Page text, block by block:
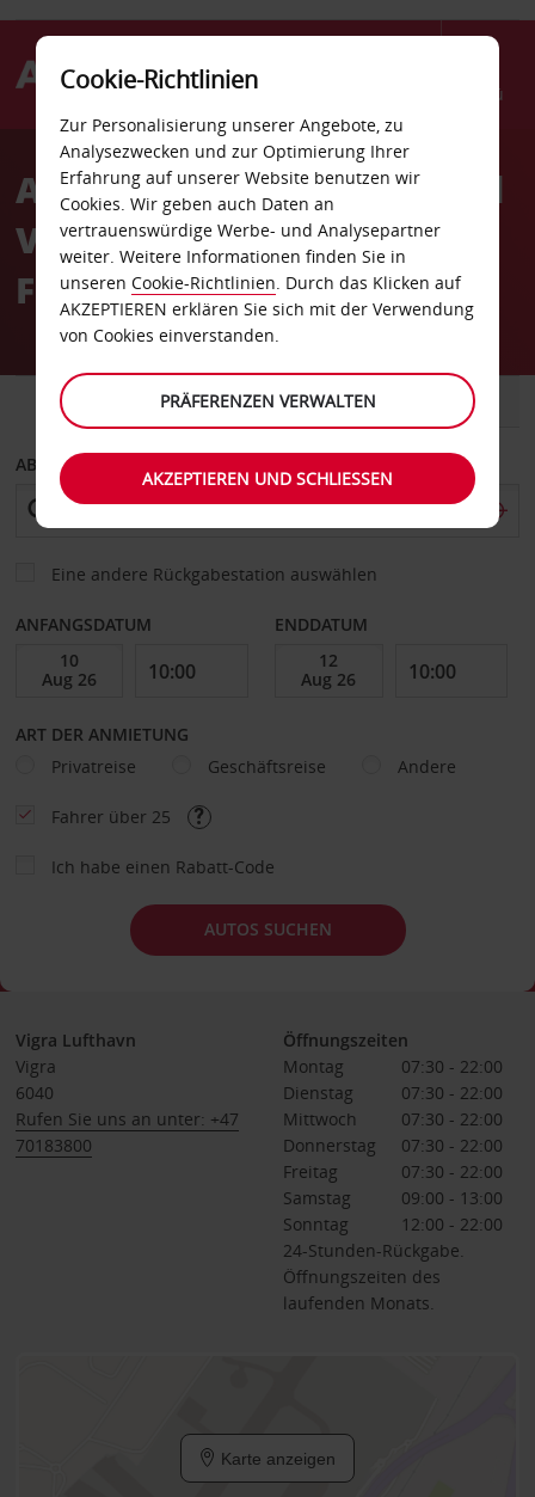
Menü
AvisAutovermietung Aalesund
Vigra International
Flughafen
FAHRZEUG TRANSPORTER
ABHOLEN VON
Eine andere Rückgabestation auswählen
ANFANGSDATUM ENDDATUM
ART DER ANMIETUNG
Privatreise
Geschäftsreise Andere
Fahrer über 25
Ich habe einen Rabatt-Code
AUTOS SUCHEN
Vigra Lufthavn
Vigra
6040
Rufen Sie uns an unter: +47
70183800
Öffnungszeiten
Montag
07:30 - 22:00
Dienstag
07:30 - 22:00
Mittwoch
07:30 - 22:00
Donnerstag
07:30 - 22:00
Freitag
07:30 - 22:00
Samstag
09:00 - 13:00
Sonntag
12:00 - 22:00
24-Stunden-Rückgabe.
Öffnungszeiten des
laufenden Monats.
Karte anzeigen
Cookie-Richtlinien
Zur Personalisierung unserer Angebote, zu
Analysezwecken und zur Optimierung Ihrer
Erfahrung auf unserer Website benutzen wir
Cookies. Wir geben auch Daten an
vertrauenswürdige Werbe- und Analysepartner
weiter. Weitere Informationen finden Sie in
unseren Cookie-Richtlinien. Durch das Klicken auf
AKZEPTIEREN erklären Sie sich mit der Verwendung
von Cookies einverstanden.
PRÄFERENZEN VERWALTEN
AKZEPTIEREN UND SCHLIESSEN